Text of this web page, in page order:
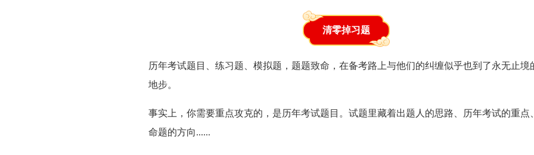
清零掉习题
历年考试题目、练习题、模拟题，题题致命，在备考路上与他们的纠缠似乎也到了永无止境
地步。
事实上，你需要重点攻克的，是历年考试题目。试题里藏着出题人的思路、历年考试的重点、
命题的方向......